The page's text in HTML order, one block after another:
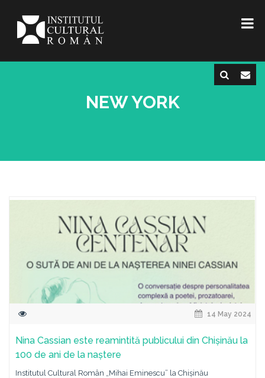
NEW YORK
14 May 2024
Nina Cassian este reamintită publicului din Chișinău la
100 de ani de la naștere
Institutul Cultural Român „Mihai Eminescu” la Chișinău